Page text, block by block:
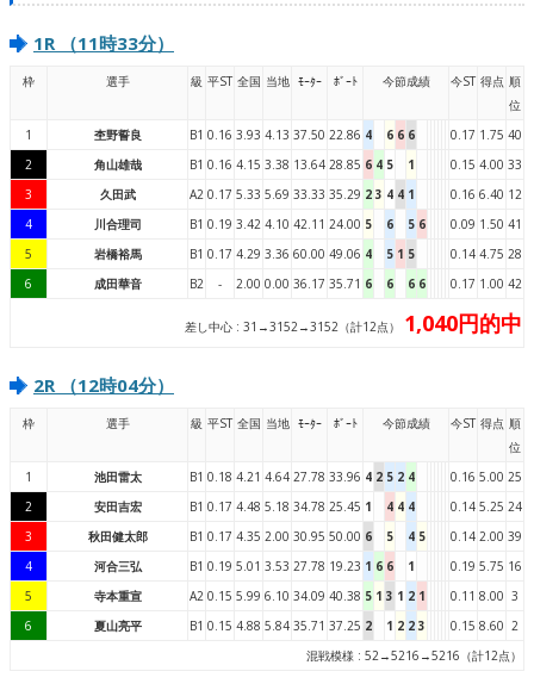
1R （11時33分）
枠 選手 級 平ST 全国 当地 ﾓｰﾀｰ ﾎﾞｰﾄ 今節成績 今ST 得点 順
位
1
杢野誓良 B1 0.16 3.93 4.13 37.50 22.86 4 6 6 6 0.17 1.75 40
2
角山雄哉 B1 0.16 4.15 3.38 13.64 28.85 6 4 5 1 0.15 4.00 33
3
久田武 A2 0.17 5.33 5.69 33.33 35.29 2 3 4 4 1 0.16 6.40 12
4
川合理司 B1 0.19 3.42 4.10 42.11 24.00 5 6 5 6 0.09 1.50 41
5
岩橋裕馬 B1 0.17 4.29 3.36 60.00 49.06 4 5 1 5 0.14 4.75 28
6
成田華音 B2 - 2.00 0.00 36.17 35.71 6 6 6 6 0.17 1.00 42
差し中心 : 31→3152→3152（計12点） 1,040円的中
2R （12時04分）
枠 選手 級 平ST 全国 当地 ﾓｰﾀｰ ﾎﾞｰﾄ 今節成績 今ST 得点 順
位
1
池田雷太 B1 0.18 4.21 4.64 27.78 33.96 4 2 5 2 4 0.16 5.00 25
2
安田吉宏 B1 0.17 4.48 5.18 34.78 25.45 1 4 4 4 0.14 5.25 24
3
秋田健太郎 B1 0.17 4.35 2.00 30.95 50.00 6 5 4 5 0.14 2.00 39
4
河合三弘 B1 0.19 5.01 3.53 27.78 19.23 1 6 6 1 0.19 5.75 16
5
寺本重宣 A2 0.15 5.99 6.10 34.09 40.38 5 1 3 1 2 1 0.11 8.00 3
6
夏山亮平 B1 0.15 4.88 5.84 35.71 37.25 2 1 2 2 3 0.15 8.60 2
混戦模様 : 52→5216→5216（計12点）